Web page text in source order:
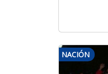
NACIÓN